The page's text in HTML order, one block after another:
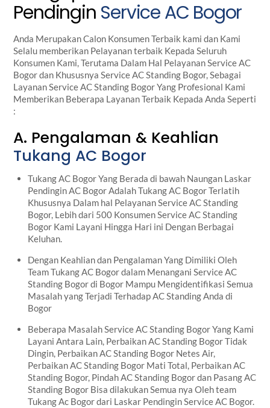
Pendingin Service AC Bogor
Anda Merupakan Calon Konsumen Terbaik kami dan Kami
Selalu memberikan Pelayanan terbaik Kepada Seluruh
Konsumen Kami, Terutama Dalam Hal Pelayanan Service AC
Bogor dan Khususnya Service AC Standing Bogor, Sebagai
Layanan Service AC Standing Bogor Yang Profesional Kami
Memberikan Beberapa Layanan Terbaik Kepada Anda Seperti
:
A. Pengalaman & Keahlian
Tukang AC Bogor
Tukang AC Bogor Yang Berada di bawah Naungan Laskar
Pendingin AC Bogor Adalah Tukang AC Bogor Terlatih
Khususnya Dalam hal Pelayanan Service AC Standing
Bogor, Lebih dari 500 Konsumen Service AC Standing
Bogor Kami Layani Hingga Hari ini Dengan Berbagai
Keluhan.
Dengan Keahlian dan Pengalaman Yang Dimiliki Oleh
Team Tukang AC Bogor dalam Menangani Service AC
Standing Bogor di Bogor Mampu Mengidentifikasi Semua
Masalah yang Terjadi Terhadap AC Standing Anda di
Bogor
Beberapa Masalah Service AC Standing Bogor Yang Kami
Layani Antara Lain, Perbaikan AC Standing Bogor Tidak
Dingin, Perbaikan AC Standing Bogor Netes Air,
Perbaikan AC Standing Bogor Mati Total, Perbaikan AC
Standing Bogor, Pindah AC Standing Bogor dan Pasang AC
Standing Bogor Bisa dilakukan Semua nya Oleh team
Tukang Ac Bogor dari Laskar Pendingin Service AC Bogor.